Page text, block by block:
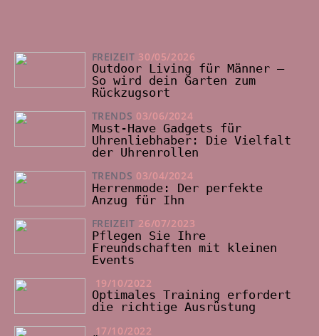
FREIZEIT 30/05/2026
Outdoor Living für Männer –
So wird dein Garten zum
Rückzugsort
TRENDS 03/06/2024
Must-Have Gadgets für
Uhrenliebhaber: Die Vielfalt
der Uhrenrollen
TRENDS 03/04/2024
Herrenmode: Der perfekte
Anzug für Ihn
FREIZEIT 26/07/2023
Pflegen Sie Ihre
Freundschaften mit kleinen
Events
19/10/2022
Optimales Training erfordert
die richtige Ausrüstung
17/10/2022